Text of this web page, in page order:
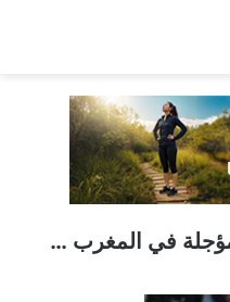
في المغرب …